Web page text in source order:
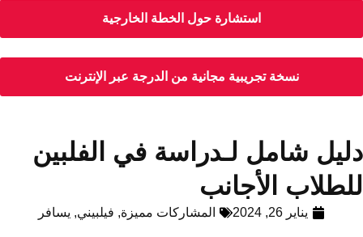
استشارة حول الخطة الخارجية
نسخة تجريبية مجانية من الدرجة عبر الإنترنت
دليل شامل لـدراسة في الفلبين
للطلاب الأجانب
يناير 26, 2024 المشاركات مميزة, فيلبيني, يسافر